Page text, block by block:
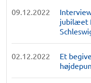
09.12.2022
jubilæet
02.12.2022
Et